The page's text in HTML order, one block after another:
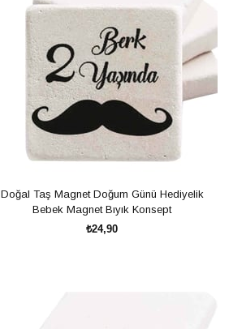
Doğal Taş Magnet Doğum Günü Hediyelik
Bebek Magnet Bıyık Konsept
₺24,90